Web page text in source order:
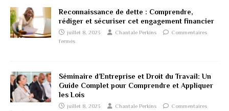
Reconnaissance de dette : Comprendre,
rédiger et sécuriser cet engagement financier
juillet 8, 2023 Chantale Perkins
Commentaires
fermés
Séminaire d’Entreprise et Droit du Travail: Un
Guide Complet pour Comprendre et Appliquer
les Lois
juillet 8, 2023 Chantale Perkins
Commentaires